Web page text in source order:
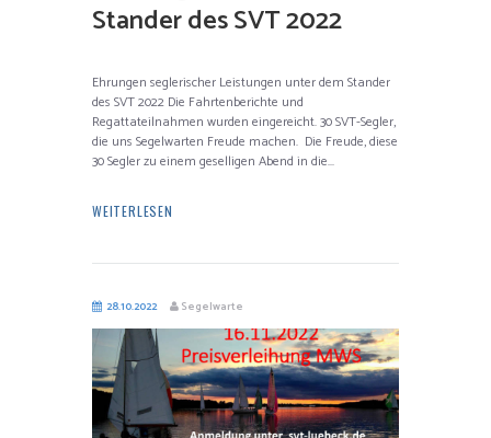
Stander des SVT 2022
Ehrungen seglerischer Leistungen unter dem Stander
des SVT 2022 Die Fahrtenberichte und
Regattateilnahmen wurden eingereicht. 30 SVT-Segler,
die uns Segelwarten Freude machen. Die Freude, diese
30 Segler zu einem geselligen Abend in die...
WEITERLESEN
28.10.2022 Segelwarte